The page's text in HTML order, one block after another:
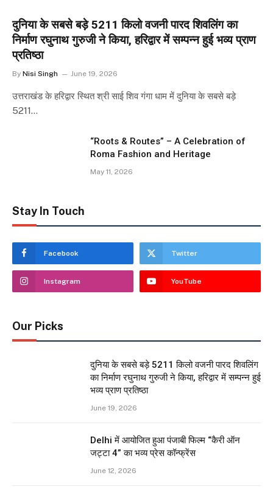
दुनिया के सबसे बड़े 5211 किलो वजनी पारद शिवलिंग का
निर्माण रघुनाथ गुरुजी ने किया, हरिद्वार में सम्पन्न हुई भव्य प्राण
प्रतिष्ठा
By Nisi Singh June 19, 2026
उत्तराखंड के हरिद्वार स्थित श्री साई शिव गंगा धाम में दुनिया के सबसे बड़े
5211…
“Roots & Routes” – A Celebration of
Roma Fashion and Heritage
May 11, 2026
Stay In Touch
Facebook Twitter
Instagram YouTube
Our Picks
दुनिया के सबसे बड़े 5211 किलो वजनी पारद शिवलिंग
का निर्माण रघुनाथ गुरुजी ने किया, हरिद्वार में सम्पन्न हुई
भव्य प्राण प्रतिष्ठा
June 19, 2026
Delhi में आयोजित हुआ पंजाबी फिल्म “कैरी ऑन
जट्टा 4” का भव्य प्रेस कॉन्फ्रेंस
June 12, 2026